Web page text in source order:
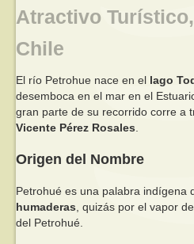
Atractivo
Chile
El río Petrohue nace en el lago
desemboca en el mar en el
gran parte de su recorrido corre a
Vicente Pérez Rosales.
Origen del Nombre
Petrohué es una palabra indígena
humaderas, quizás por el vapor
del Petrohué.